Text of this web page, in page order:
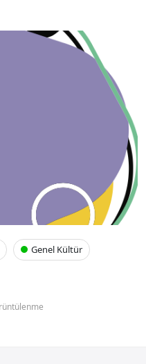
Genel Kültür